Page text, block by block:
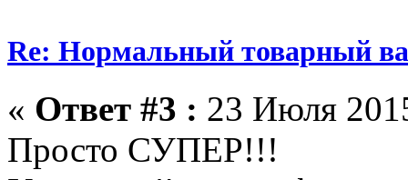
Re: Нормальный товарный
« Ответ #3 : 23 Июля
Просто СУПЕР!!!